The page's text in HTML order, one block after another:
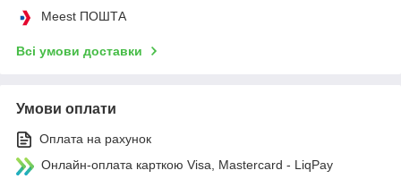
Meest ПОШТА
Всі умови доставки
Умови оплати
Оплата на рахунок
Онлайн-оплата карткою Visa, Mastercard - LiqPay